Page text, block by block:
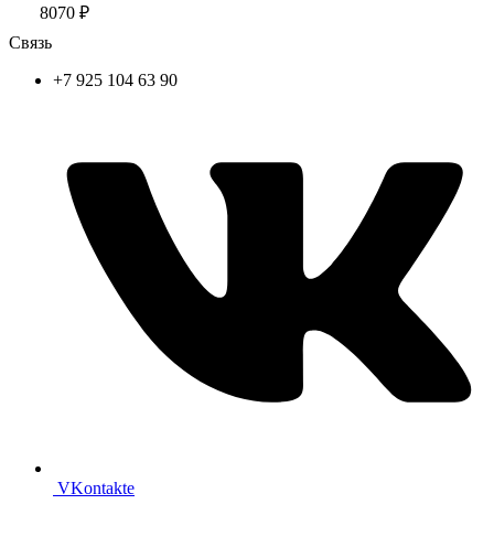
8070 ₽
Связь
+7 925 104 63 90
VKontakte